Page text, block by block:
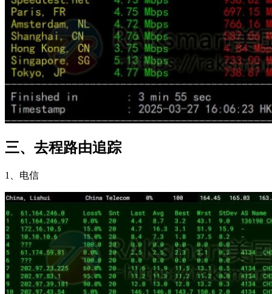
三、去程路由追踪
1、电信